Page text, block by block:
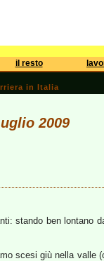
il resto
in Italia
2009
stando ben lontano
scesi giù nella